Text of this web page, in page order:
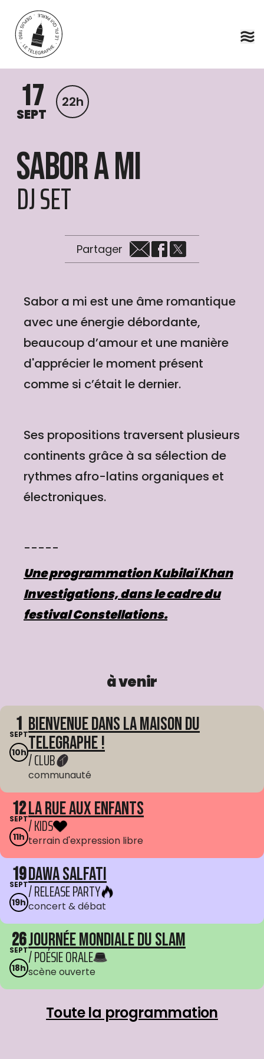
Aller au contenu principal
17
SEPT
22h
Sabor a mi
DJ SET
Partager
Sabor a mi est une âme romantique
avec une énergie débordante,
beaucoup d’amour et une manière
d'apprécier le moment présent
comme si c’était le dernier.
Ses propositions traversent plusieurs
continents grâce à sa sélection de
rythmes afro-latins organiques et
électroniques.
-----
Une programmation Kubilaï Khan
Investigations, dans le cadre du
festival Constellations.
à venir
1
SEPT
10h
Bienvenue dans La Maison du
Telegraphe !
/ CLUB
communauté
12
SEPT
11h
La Rue aux enfants
/ KIDS
terrain d'expression libre
19
SEPT
19h
Dawa Salfati
/ RELEASE PARTY
concert & débat
26
SEPT
18h
Journée mondiale du Slam
/ POÉSIE ORALE
scène ouverte
Toute la programmation